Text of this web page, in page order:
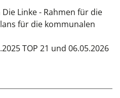
Linke - Rahmen für die
für die kommunalen
TOP 21 und 06.05.2026